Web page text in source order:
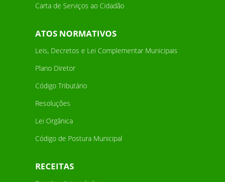
Carta de Serviços ao Cidadão
ATOS NORMATIVOS
Leis, Decretos e Lei Complementar Municipais
Plano Diretor
Código Tributário
Resoluções
Lei Orgânica
Código de Postura Municipal
RECEITAS